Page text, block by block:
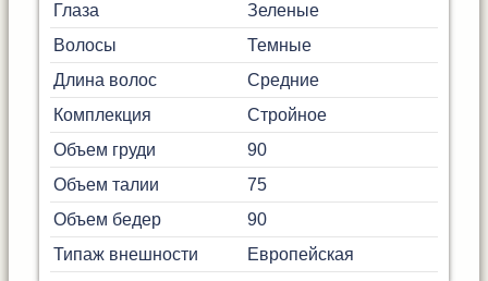
Глаза
Зеленые
Волосы
Темные
Длина волос
Средние
Комплекция
Стройное
Объем груди
90
Объем талии
75
Объем бедер
90
Типаж внешности
Европейская